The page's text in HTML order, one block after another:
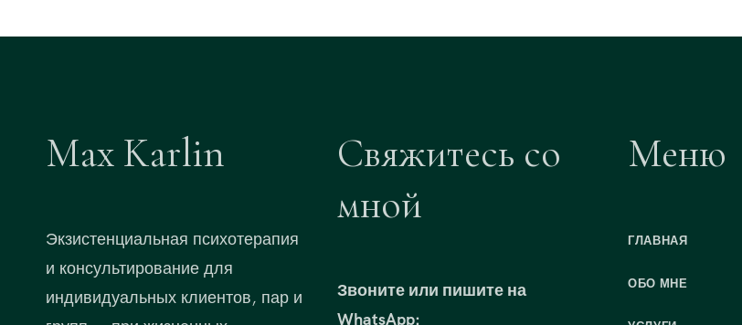
Max Karlin
Экзистенциальная психотерапия
и консультирование для
индивидуальных клиентов, пар и
Свяжитесь со
мной
Звоните или пишите на
WhatsApp:
Меню
ГЛАВНАЯ
ОБО МНЕ